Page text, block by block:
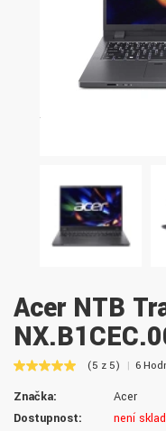
Acer NTB
(5 z 5) 6
Značka:
Acer
Dostupnost:
není